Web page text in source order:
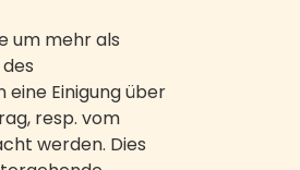
um mehr als
Einigung über
resp. vom
werden. Dies